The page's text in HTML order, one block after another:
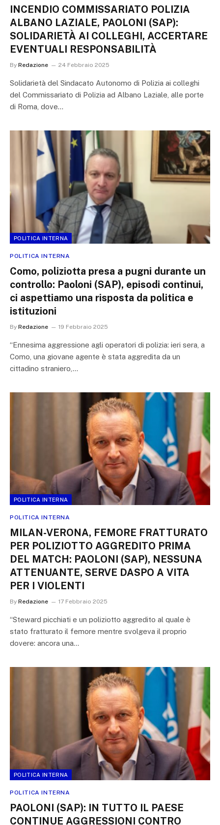
INCENDIO COMMISSARIATO POLIZIA
ALBANO LAZIALE, PAOLONI (SAP):
SOLIDARIETÀ AI COLLEGHI, ACCERTARE
EVENTUALI RESPONSABILITÀ
By Redazione 24 Febbraio 2025
Solidarietà del Sindacato Autonomo di Polizia ai colleghi
del Commissariato di Polizia ad Albano Laziale, alle porte
di Roma, dove…
POLITICA INTERNA
POLITICA INTERNA
Como, poliziotta presa a pugni durante un
controllo: Paoloni (SAP), episodi continui,
ci aspettiamo una risposta da politica e
istituzioni
By Redazione 19 Febbraio 2025
“Ennesima aggressione agli operatori di polizia: ieri sera, a
Como, una giovane agente è stata aggredita da un
cittadino straniero,…
POLITICA INTERNA
POLITICA INTERNA
MILAN-VERONA, FEMORE FRATTURATO
PER POLIZIOTTO AGGREDITO PRIMA
DEL MATCH: PAOLONI (SAP), NESSUNA
ATTENUANTE, SERVE DASPO A VITA
PER I VIOLENTI
By Redazione 17 Febbraio 2025
“Steward picchiati e un poliziotto aggredito al quale è
stato fratturato il femore mentre svolgeva il proprio
dovere: ancora una…
POLITICA INTERNA
POLITICA INTERNA
PAOLONI (SAP): IN TUTTO IL PAESE
CONTINUE AGGRESSIONI CONTRO